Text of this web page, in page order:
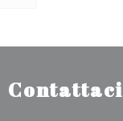
Contattaci